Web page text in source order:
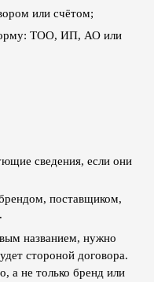
или счётом;
ТОО, ИП, АО или
сведения, если они
поставщиком,
названием, нужно
стороной договора.
а не только бренд или